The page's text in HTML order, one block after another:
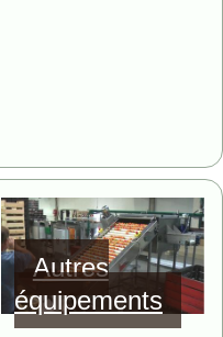
Image
Autres
équipements